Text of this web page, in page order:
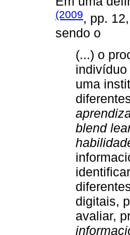
(2009, pp.
sendo o
(...) o
uma
blend
digitais,
avaliar,